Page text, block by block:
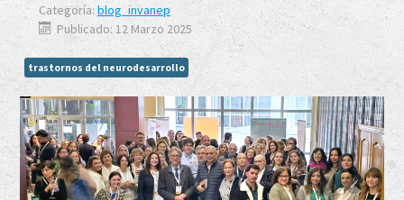
Categoría: blog_invanep
Publicado: 12 Marzo 2025
trastornos del neurodesarrollo